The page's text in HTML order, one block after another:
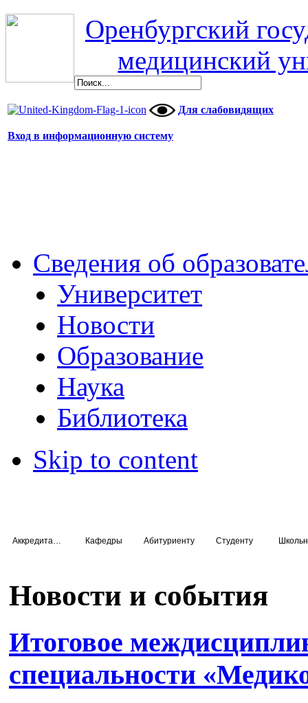
Оренбургский
медицинский
Для слабовидящих
Вход в информационную систему
Сведения об
Университет
Новости
Образование
Наука
Библиотека
Skip to content
Кафедры Абитуриенту Студенту
Новости и события
Итоговое
специальности